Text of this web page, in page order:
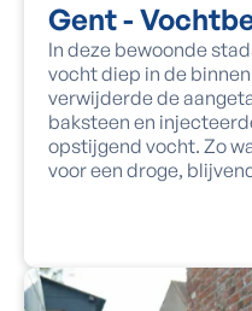
Gent -
In deze bewoonde
vocht diep in de
verwijderde de
baksteen en
opstijgend vocht. Zo
voor een droge,